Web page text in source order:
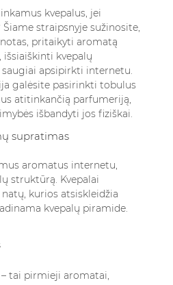
užsakymas
klausimai
ar kvepalai man tiks,
EDT ir EDC?
padirbtų kvepalų pirkimo
dovanai kitam
kvepalus, jei
straipsnyje sužinosite,
pritaikyti aromatą
išsiaiškinti kvepalų
apsipirkti internetu.
galėsite pasirinkti tobulus
atitinkančią parfumeriją,
išbandyti jos fiziškai.
supratimas
aromatus internetu,
struktūrą. Kvepalai
kurios atsiskleidžia
kvepalų piramide.
– tai pirmieji aromatai,